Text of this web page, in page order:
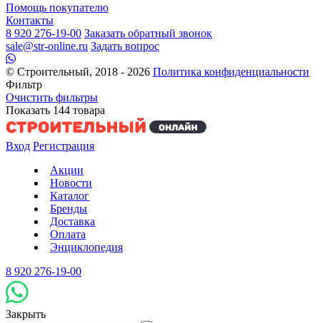
Помощь покупателю
Контакты
8 920 276-19-00 Заказать обратный звонок
sale@str-online.ru Задать вопрос
© Строительный, 2018 - 2026 Политика конфиденциальности
Фильтр
Очистить фильтры
Показать 144 товара
Вход Регистрация
Акции
Новости
Каталог
Бренды
Доставка
Оплата
Энциклопедия
8 920 276-19-00
Закрыть